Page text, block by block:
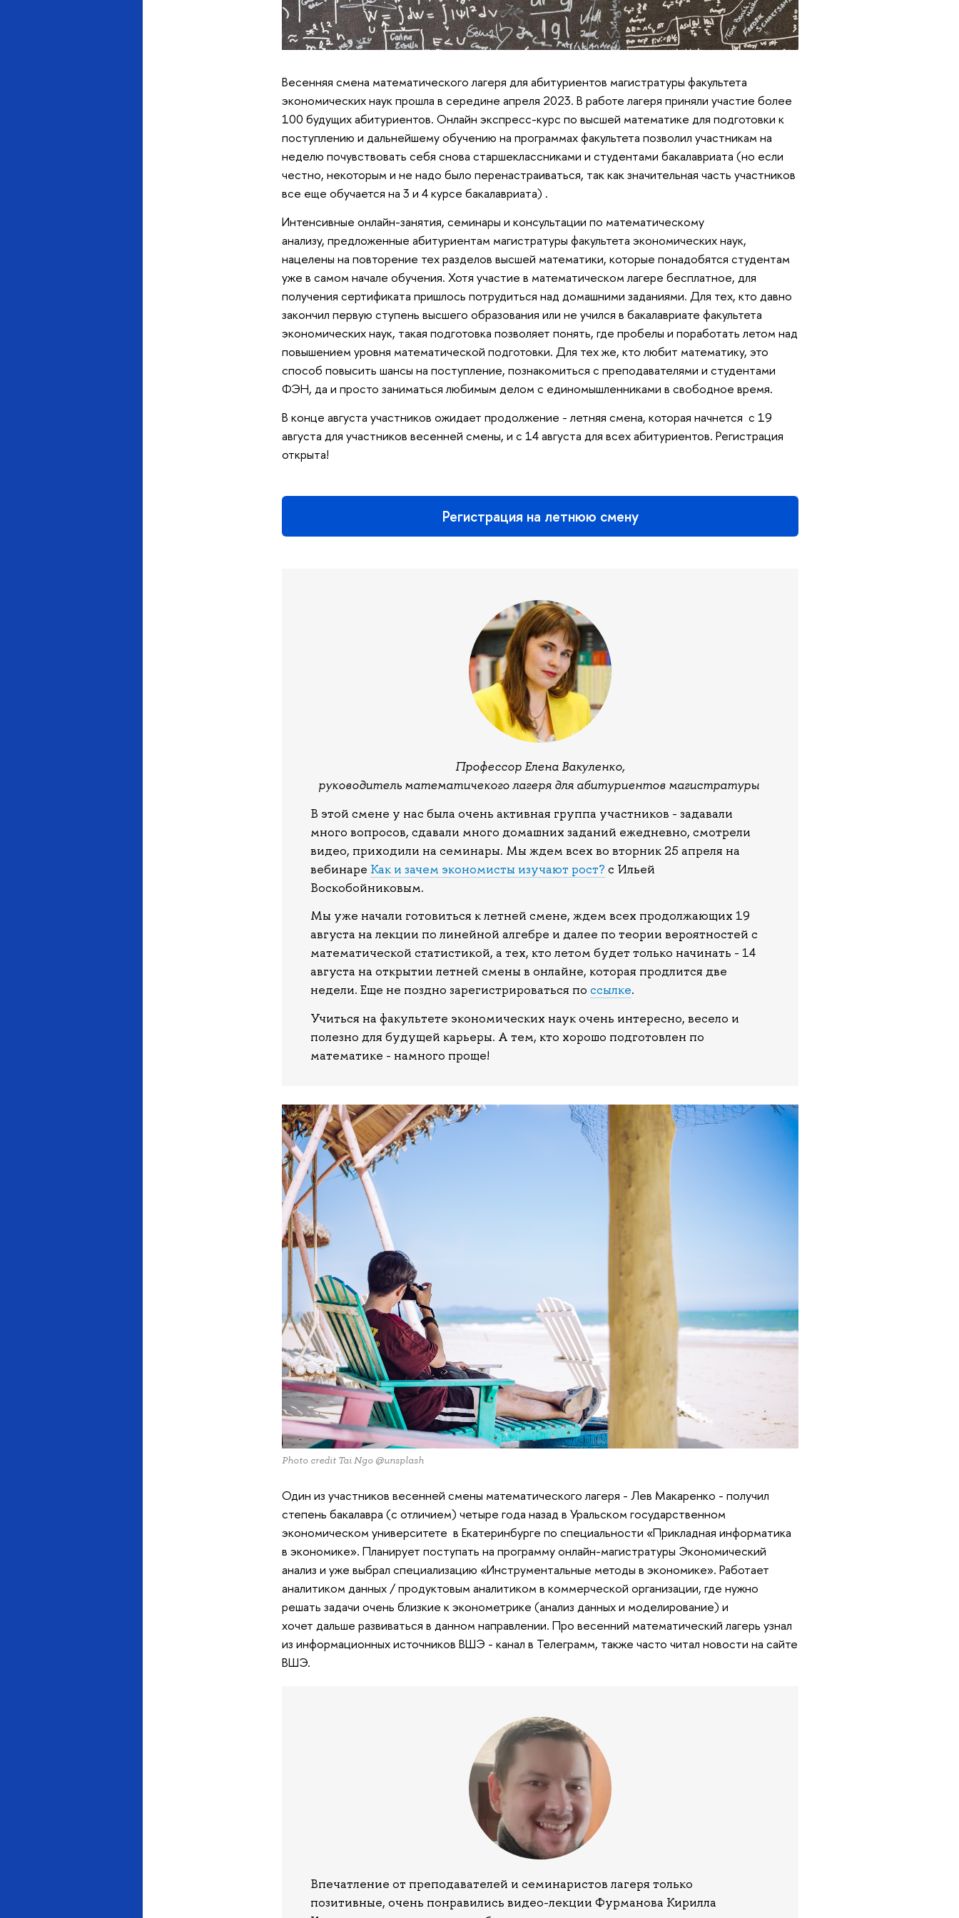
Весенняя смена математического лагеря для абитуриентов магистратуры факультета
экономических наук прошла в середине апреля 2023. В работе лагеря приняли участие более
100 будущих абитуриентов. Онлайн экспресс-курс по высшей математике для подготовки к
поступлению и дальнейшему обучению на программах факультета позволил участникам на
неделю почувствовать себя снова старшеклассниками и студентами бакалавриата (но если
честно, некоторым и не надо было перенастраиваться, так как значительная часть участников
все еще обучается на 3 и 4 курсе бакалавриата) .
Интенсивные онлайн-занятия, семинары и консультации по математическому
анализу, предложенные абитуриентам магистратуры факультета экономических наук,
нацелены на повторение тех разделов высшей математики, которые понадобятся студентам
уже в самом начале обучения. Хотя участие в математическом лагере бесплатное, для
получения сертификата пришлось потрудиться над домашними заданиями. Для тех, кто давно
закончил первую ступень высшего образования или не учился в бакалавриате факультета
экономических наук, такая подготовка позволяет понять, где пробелы и поработать летом над
повышением уровня математической подготовки. Для тех же, кто любит математику, это
способ повысить шансы на поступление, познакомиться с преподавателями и студентами
ФЭН, да и просто заниматься любимым делом с единомышленниками в свободное время.
В конце августа участников ожидает продолжение - летняя смена, которая начнется с 19
августа для участников весенней смены, и с 14 августа для всех абитуриентов. Регистрация
открыта!
Регистрация на летнюю смену
Профессор Елена Вакуленко,
руководитель математичекого лагеря для абитуриентов магистратуры
В этой смене у нас была очень активная группа участников - задавали
много вопросов, сдавали много домашних заданий ежедневно, смотрели
видео, приходили на семинары. Мы ждем всех во вторник 25 апреля на
вебинаре Как и зачем экономисты изучают рост? с Ильей
Воскобойниковым.
Мы уже начали готовиться к летней смене, ждем всех продолжающих 19
августа на лекции по линейной алгебре и далее по теории вероятностей с
математической статистикой, а тех, кто летом будет только начинать - 14
августа на открытии летней смены в онлайне, которая продлится две
недели. Еще не поздно зарегистрироваться поссылке.
Учиться на факультете экономических наук очень интересно, весело и
полезно для будущей карьеры. А тем, кто хорошо подготовлен по
математике - намного проще!
Photo credit Tai Ngo @unsplash
Один из участников весенней смены математического лагеря - Лев Макаренко - получил
степень бакалавра (с отличием) четыре года назад в Уральском государственном
экономическом университете в Екатеринбурге по специальности «Прикладная информатика
в экономике». Планирует поступать на программу онлайн-магистратуры Экономический
анализ и уже выбрал специализацию «Инструментальные методы в экономике». Работает
аналитиком данных / продуктовым аналитиком в коммерческой организации, где нужно
решать задачи очень близкие к эконометрике (анализ данных и моделирование) и
хочет дальше развиваться в данном направлении. Про весенний математический лагерь узнал
из информационных источников ВШЭ - канал в Телеграмм, также часто читал новости на сайте
ВШЭ.
Впечатление от преподавателей и семинаристов лагеря только
позитивные, очень понравились видео-лекции Фурманова Кирилла